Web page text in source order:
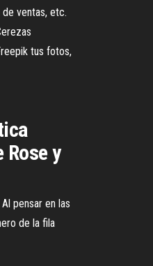
ventas, etc.
tus fotos,
y
pensar en las
de la fila